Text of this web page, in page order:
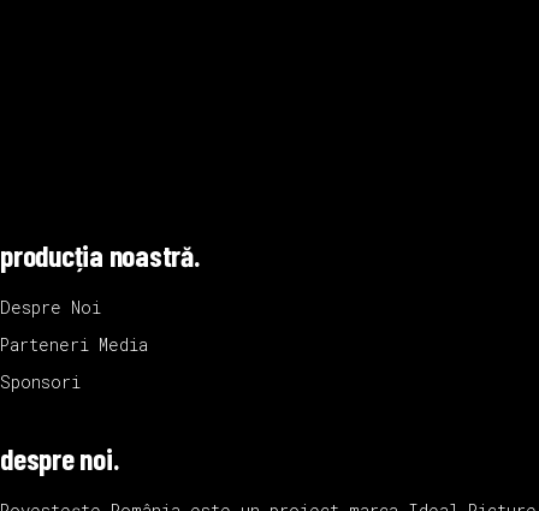
producția noastră.
Despre Noi
Parteneri Media
Sponsori
despre noi.